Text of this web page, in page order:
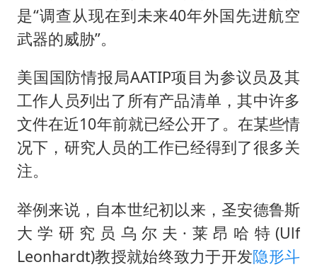
是“调查从现在到未来40年外国先进航空
武器的威胁”。
美国国防情报局AATIP项目为参议员及其
工作人员列出了所有产品清单，其中许多
文件在近10年前就已经公开了。在某些情
况下，研究人员的工作已经得到了很多关
注。
举例来说，自本世纪初以来，圣安德鲁斯
大学研究员乌尔夫·莱昂哈特(Ulf
Leonhardt)教授就始终致力于开发隐形斗